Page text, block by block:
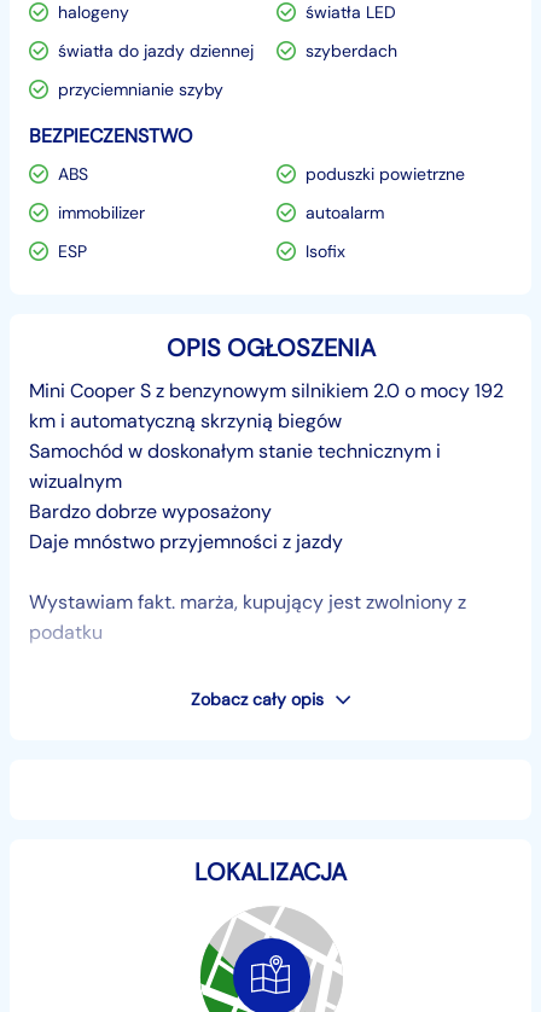
halogeny
światła LED
światła do jazdy dziennej
szyberdach
przyciemnianie szyby
BEZPIECZENSTWO
ABS
poduszki powietrzne
immobilizer
autoalarm
ESP
Isofix
OPIS OGŁOSZENIA
Mini Cooper S z benzynowym silnikiem 2.0 o mocy 192
km i automatyczną skrzynią biegów
Samochód w doskonałym stanie technicznym i
wizualnym
Bardzo dobrze wyposażony
Daje mnóstwo przyjemności z jazdy
Wystawiam fakt. marża, kupujący jest zwolniony z
podatku
Zobacz cały opis
LOKALIZACJA